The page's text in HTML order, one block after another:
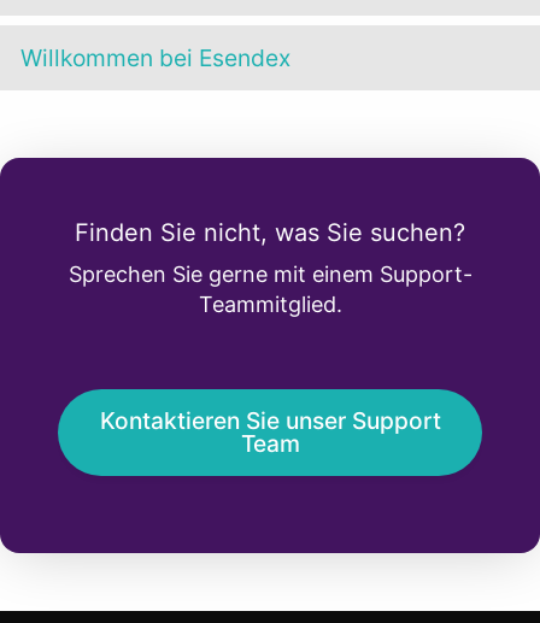
Willkommen bei Esendex
Finden Sie nicht, was Sie suchen?
Sprechen Sie gerne mit einem Support-
Teammitglied.
Kontaktieren Sie unser Support
Team